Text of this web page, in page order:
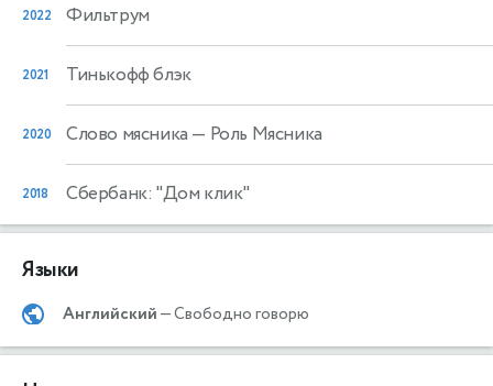
2022 Фильтрум
2021 Тинькофф блэк
2020 Слово мясника — Роль Мясника
2018 Сбербанк: "Дом клик"
Языки
Английский— Свободно говорю